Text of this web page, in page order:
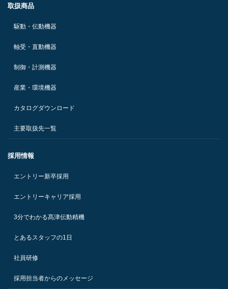
取扱商品
駆動・伝動機器
軸受・直動機器
制御・計測機器
産業・環境機器
カタログダウンロード
主要取扱先一覧
採用情報
エントリー新卒採用
エントリーキャリア採用
3分でわかる髙津伝動精機
とあるスタッフの1日
社員研修
採用担当者からのメッセージ